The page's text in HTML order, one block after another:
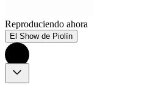
Reproduciendo ahora
El Show de Piolín